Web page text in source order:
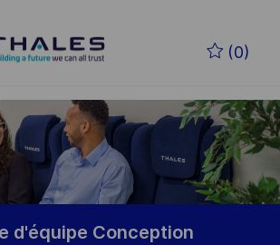
(0)
d'équipe Conception